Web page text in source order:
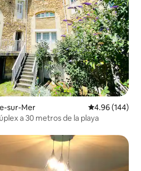
sur-Mer Calificación
4.96 (144)
a 30 metros de la playa